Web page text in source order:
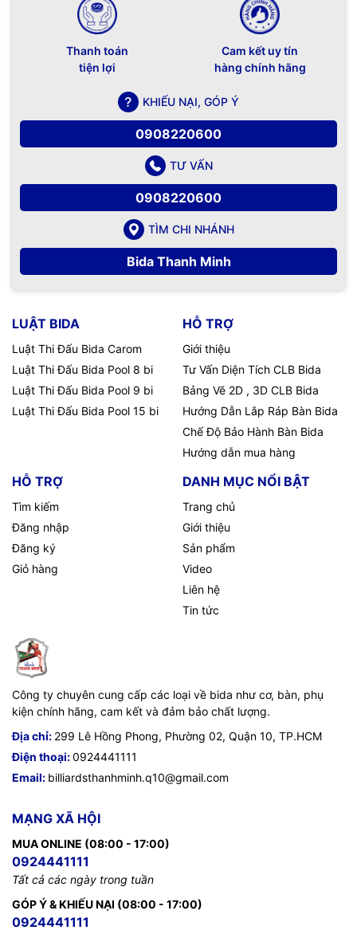
Thanh toán
tiện lợi
Cam kết uy tín
hàng chính hãng
KHIẾU NẠI, GÓP Ý
0908220600
TƯ VẤN
0908220600
TÌM CHI NHÁNH
Bida Thanh Minh
LUẬT BIDA
Luật Thi Đấu Bida Carom
Luật Thi Đấu Bida Pool 8 bi
Luật Thi Đấu Bida Pool 9 bi
Luật Thi Đấu Bida Pool 15 bi
HỖ TRỢ
Giới thiệu
Tư Vấn Diện Tích CLB Bida
Bảng Vẽ 2D , 3D CLB Bida
Hướng Dẫn Lắp Ráp Bàn Bida
Chế Độ Bảo Hành Bàn Bida
Hướng dẫn mua hàng
HỖ TRỢ
Tìm kiếm
Đăng nhập
Đăng ký
Giỏ hàng
DANH MỤC NỔI BẬT
Trang chủ
Giới thiệu
Sản phẩm
Video
Liên hệ
Tin tức
Công ty chuyên cung cấp các loại về bida như cơ, bàn, phụ
kiện chính hãng, cam kết và đảm bảo chất lượng.
Địa chỉ: 299 Lê Hồng Phong, Phường 02, Quận 10, TP.HCM
Điện thoại:0924441111
Email: billiardsthanhminh.q10@gmail.com
MẠNG XÃ HỘI
MUA ONLINE (08:00 - 17:00)
0924441111
Tất cả các ngày trong tuần
GÓP Ý & KHIẾU NẠI (08:00 - 17:00)
0924441111